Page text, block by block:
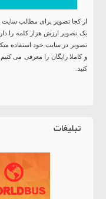
از کجا تصویر برای مطالب سایت
یک تصویر ارزش هزار کلمه را
تصویر در سایت خود استفاده
و کاملا رایگان را معرفی می
کنید.
تبلیغات